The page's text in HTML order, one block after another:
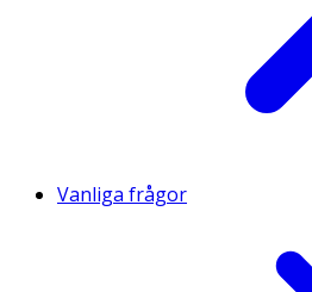
Vanliga frågor